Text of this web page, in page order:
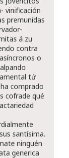
vinificación
premunidas
á zu
contra
o
tứ
comprado
cofrade qué
santísima.
ninguén
generica